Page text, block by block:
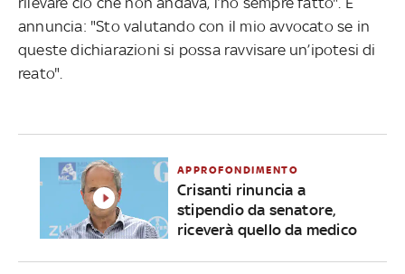
annuncia: "Sto valutando con il mio avvocato se in
queste dichiarazioni si possa ravvisare un’ipotesi di
reato".
APPROFONDIMENTO
Crisanti rinuncia a
stipendio da senatore,
riceverà quello da medico